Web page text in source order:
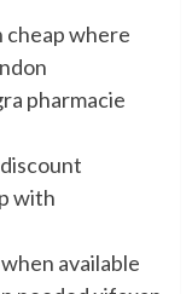
cheap where
pharmacie
with
available